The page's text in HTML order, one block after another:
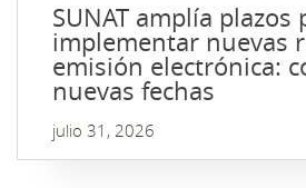
SUNAT amplía plazos
implementar nuevas
emisión electrónica:
nuevas fechas
julio 31, 2026